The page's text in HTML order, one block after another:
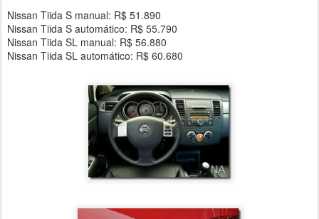
Nissan Tiida S manual: R$ 51.890
Nissan Tiida S automático: R$ 55.790
Nissan Tiida SL manual: R$ 56.880
Nissan Tiida SL automático: R$ 60.680